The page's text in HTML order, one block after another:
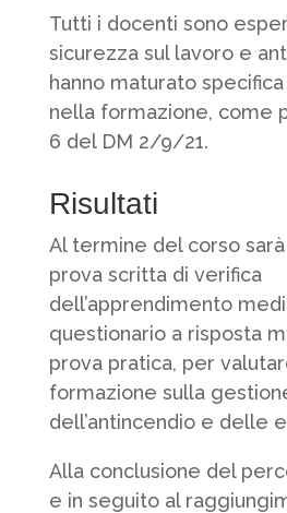
Tutti i docenti sono
sicurezza sul lavoro e
hanno maturato
nella formazione, come
6 del DM 2/9/21.
Risultati
Al termine del corso
prova scritta di verifica
dell’apprendimento
questionario a risposta
prova pratica, per
formazione sulla
dell’antincendio e delle
Alla conclusione del
e in seguito al